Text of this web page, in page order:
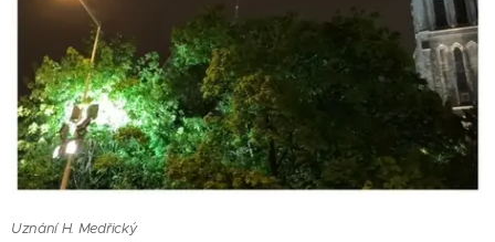
Uznání H. Medřický